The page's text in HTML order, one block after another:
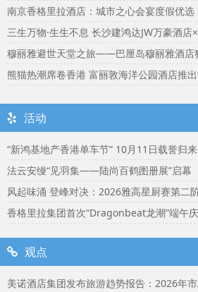
南京香格里拉酒店：城市之心会宴度假优选
穆丽雅避世天堂之旅——巴厘岛穆丽雅酒店
熊猫热潮席卷香港 富丽敦海洋公园酒店推
活动
“新鸿基地产香港单车节” 10月11日载誉归来
法云安缦“见羽集——陆尚百鹤图册展”启幕
风起味涌 登峰对决：2026雅高星厨赛第二
香格里拉集团首次“Dragonbeat龙潮”端午
观点